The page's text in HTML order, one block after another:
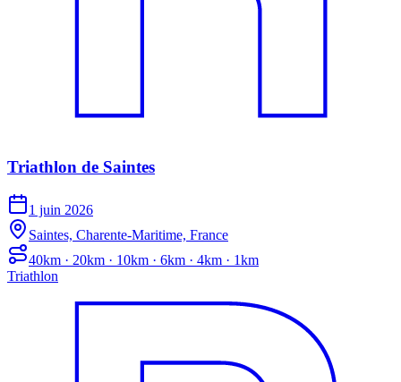
Triathlon de Saintes
1 juin 2026
Saintes, Charente-Maritime, France
40km · 20km · 10km · 6km · 4km · 1km
Triathlon